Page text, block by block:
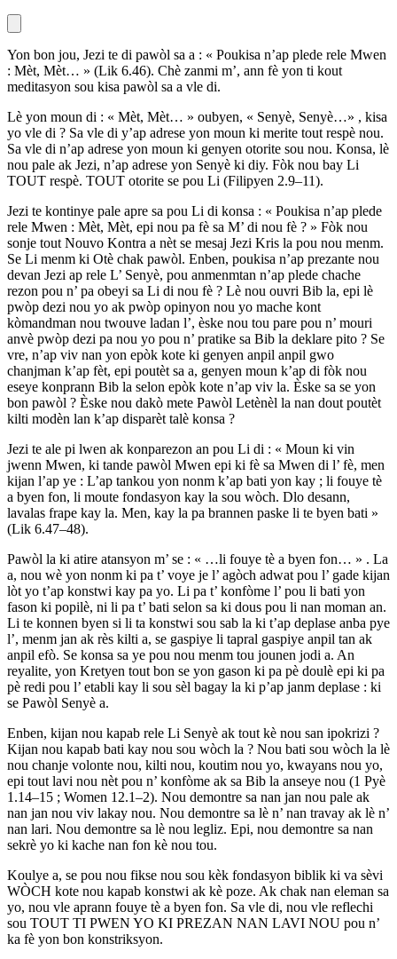
Yon bon jou, Jezi te di pawòl sa a : « Poukisa n’ap plede rele Mwen
: Mèt, Mèt… » (Lik 6.46). Chè zanmi m’, ann fè yon ti kout
meditasyon sou kisa pawòl sa a vle di.
Lè yon moun di : « Mèt, Mèt… » oubyen, « Senyè, Senyè…» , kisa
yo vle di ? Sa vle di y’ap adrese yon moun ki merite tout respè nou.
Sa vle di n’ap adrese yon moun ki genyen otorite sou nou. Konsa, lè
nou pale ak Jezi, n’ap adrese yon Senyè ki diy. Fòk nou bay Li
TOUT respè. TOUT otorite se pou Li (Filipyen 2.9–11).
Jezi te kontinye pale apre sa pou Li di konsa : « Poukisa n’ap plede
rele Mwen : Mèt, Mèt, epi nou pa fè sa M’ di nou fè ? » Fòk nou
sonje tout Nouvo Kontra a nèt se mesaj Jezi Kris la pou nou menm.
Se Li menm ki Otè chak pawòl. Enben, poukisa n’ap prezante nou
devan Jezi ap rele L’ Senyè, pou anmenmtan n’ap plede chache
rezon pou n’ pa obeyi sa Li di nou fè ? Lè nou ouvri Bib la, epi lè
pwòp dezi nou yo ak pwòp opinyon nou yo mache kont
kòmandman nou twouve ladan l’, èske nou tou pare pou n’ mouri
anvè pwòp dezi pa nou yo pou n’ pratike sa Bib la deklare pito ? Se
vre, n’ap viv nan yon epòk kote ki genyen anpil anpil gwo
chanjman k’ap fèt, epi poutèt sa a, genyen moun k’ap di fòk nou
eseye konprann Bib la selon epòk kote n’ap viv la. Èske sa se yon
bon pawòl ? Èske nou dakò mete Pawòl Letènèl la nan dout poutèt
kilti modèn lan k’ap disparèt talè konsa ?
Jezi te ale pi lwen ak konparezon an pou Li di : « Moun ki vin
jwenn Mwen, ki tande pawòl Mwen epi ki fè sa Mwen di l’ fè, men
kijan l’ap ye : L’ap tankou yon nonm k’ap bati yon kay ; li fouye tè
a byen fon, li moute fondasyon kay la sou wòch. Dlo desann,
lavalas frape kay la. Men, kay la pa brannen paske li te byen bati »
(Lik 6.47–48).
Pawòl la ki atire atansyon m’ se : « …li fouye tè a byen fon… » . La
a, nou wè yon nonm ki pa t’ voye je l’ agòch adwat pou l’ gade kijan
lòt yo t’ap konstwi kay pa yo. Li pa t’ konfòme l’ pou li bati yon
fason ki popilè, ni li pa t’ bati selon sa ki dous pou li nan moman an.
Li te konnen byen si li ta konstwi sou sab la ki t’ap deplase anba pye
l’, menm jan ak rès kilti a, se gaspiye li tapral gaspiye anpil tan ak
anpil efò. Se konsa sa ye pou nou menm tou jounen jodi a. An
reyalite, yon Kretyen tout bon se yon gason ki pa pè doulè epi ki pa
pè redi pou l’ etabli kay li sou sèl bagay la ki p’ap janm deplase : ki
se Pawòl Senyè a.
Enben, kijan nou kapab rele Li Senyè ak tout kè nou san ipokrizi ?
Kijan nou kapab bati kay nou sou wòch la ? Nou bati sou wòch la lè
nou chanje volonte nou, kilti nou, koutim nou yo, kwayans nou yo,
epi tout lavi nou nèt pou n’ konfòme ak sa Bib la anseye nou (1 Pyè
1.14–15 ; Women 12.1–2). Nou demontre sa nan jan nou pale ak
nan jan nou viv lakay nou. Nou demontre sa lè n’ nan travay ak lè n’
nan lari. Nou demontre sa lè nou legliz. Epi, nou demontre sa nan
sekrè yo ki kache nan fon kè nou tou.
Koulye a, se pou nou fikse nou sou kèk fondasyon biblik ki va sèvi
WÒCH kote nou kapab konstwi ak kè poze. Ak chak nan eleman sa
yo, nou vle aprann fouye tè a byen fon. Sa vle di, nou vle reflechi
sou TOUT TI PWEN YO KI PREZAN NAN LAVI NOU pou n’
ka fè yon bon konstriksyon.